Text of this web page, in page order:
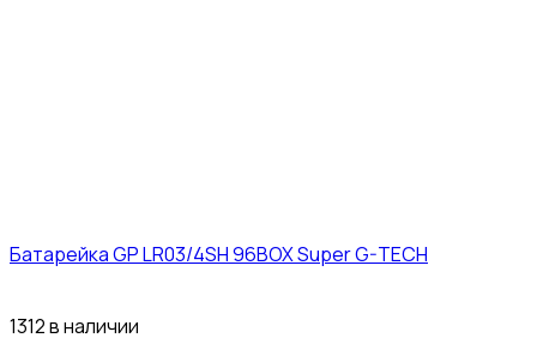
Батарейка GP LR03/4SH 96BOX Super G-TECH
1312 в наличии